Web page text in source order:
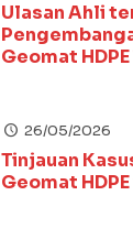
Ulasan Ahli
Geomat
26/05/2026
Tinjauan
Geomat